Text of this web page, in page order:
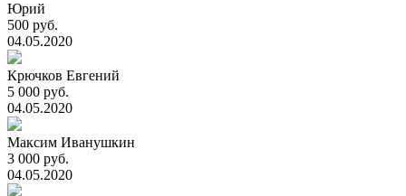
Юрий
500 руб.
04.05.2020
Крючков Евгений
5 000 руб.
04.05.2020
Максим Иванушкин
3 000 руб.
04.05.2020